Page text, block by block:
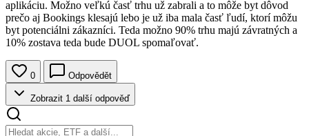
aplikáciu. Možno veľkú časť trhu už zabrali a to môže byt dôvod
prečo aj Bookings klesajú lebo je už iba mala časť ľudí, ktorí môžu
byt potenciálni zákazníci. Teda možno 90% trhu majú závratných a
10% zostava teda bude DUOL spomaľovať.
0 Odpovědět
Zobrazit 1 další odpověď